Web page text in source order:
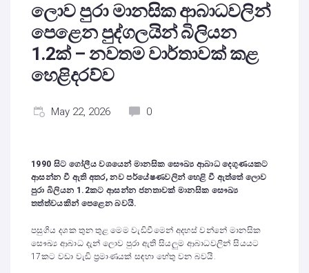
ලොව පුරා මානසික ආබාධවලින්
පෙළෙන පුද්ගලයින් බිලියන
1.2ක් – නවතම වාර්තාවක් කළ
හෙළිදරව්ව
May 22, 2026 0
1990 සිට ගෝලීය වශයෙන් මානසික සෞඛ්‍ය ආබාධ දෙගුණයකට
ආසන්න වී ඇති අතර, නව පර්යේෂණවලින් හෙළි වී ඇත්තේ ලොව
පුරා බිලියන 1.2කට ආසන්න ජනතාවක් මානසික සෞඛ්‍ය
තත්ත්වයකින් පෙළෙන බවයි.
පසුගිය දශක තුන තුළ මෙම වැඩිවීමෙන් අදහස් වන්නේ මානසික
සෞඛ්‍ය ආබාධ දැන් ලොව පුරා ඇති සියලුම ආබාධවලින් සියයට
17කට වඩා වැඩි ප්‍රමාණයක් සඳහා හේතු වන බවයි.